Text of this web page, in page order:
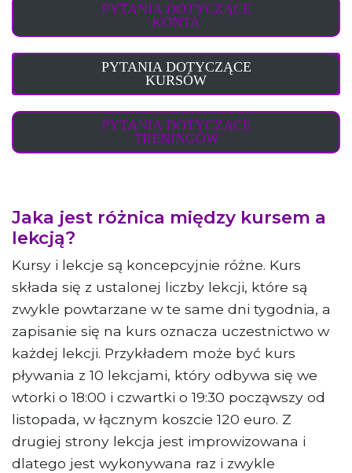
PYTANIA DOTYCZĄCE
KONTA
PYTANIA DOTYCZĄCE
KURSÓW
PYTANIA DOTYCZĄCE
TRENINGÓW
Jaka jest różnica między kursem a
lekcją?
Kursy i lekcje są koncepcyjnie różne. Kurs
składa się z ustalonej liczby lekcji, które są
zwykle powtarzane w te same dni tygodnia, a
zapisanie się na kurs oznacza uczestnictwo w
każdej lekcji. Przykładem może być kurs
pływania z 10 lekcjami, który odbywa się we
wtorki o 18:00 i czwartki o 19:30 począwszy od
listopada, w łącznym koszcie 120 euro. Z
drugiej strony lekcja jest improwizowana i
dlatego jest wykonywana raz i zwykle